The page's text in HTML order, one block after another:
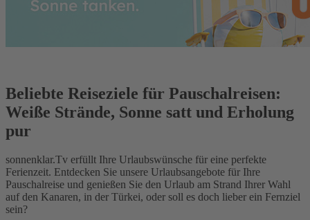
Beliebte Reiseziele für Pauschalreisen:
Weiße Strände, Sonne satt und Erholung
pur
sonnenklar.Tv erfüllt Ihre Urlaubswünsche für eine perfekte
Ferienzeit. Entdecken Sie unsere Urlaubsangebote für Ihre
Pauschalreise und genießen Sie den Urlaub am Strand Ihrer Wahl
auf den Kanaren, in der Türkei, oder soll es doch lieber ein Fernziel
sein?